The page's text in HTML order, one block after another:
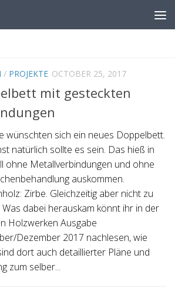
/ PROJEKTE OCTOBER 25, 2017
mit gesteckten
wünschten sich ein neues Doppelbett.
natürlich sollte es sein. Das hieß in
ohne Metallverbindungen und ohne
auskommen.
Zirbe. Gleichzeitig aber nicht zu
Was dabei herauskam könnt ihr in der
Holzwerken Ausgabe
Dezember 2017 nachlesen, wie
dort auch detaillierter Pläne und
zum selber...